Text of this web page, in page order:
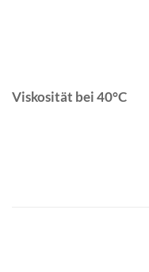
Viskosität bei 40°C